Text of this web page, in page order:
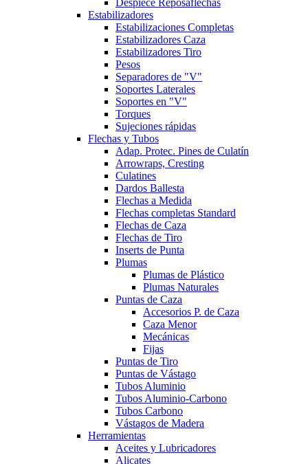
Despiece Reposaflechas
Estabilizadores
Estabilizaciones Completas
Estabilizadores Caza
Estabilizadores Tiro
Pesos
Separadores de "V"
Soportes Laterales
Soportes en "V"
Torques
Sujeciones rápidas
Flechas y Tubos
Adap. Protec. Pines de Culatín
Arrowraps, Cresting
Culatines
Dardos Ballesta
Flechas a Medida
Flechas completas Standard
Flechas de Caza
Flechas de Tiro
Inserts de Punta
Plumas
Plumas de Plástico
Plumas Naturales
Puntas de Caza
Accesorios P. de Caza
Caza Menor
Mecánicas
Fijas
Puntas de Tiro
Puntas de Vástago
Tubos Aluminio
Tubos Aluminio-Carbono
Tubos Carbono
Vástagos de Madera
Herramientas
Aceites y Lubricadores
Alicates